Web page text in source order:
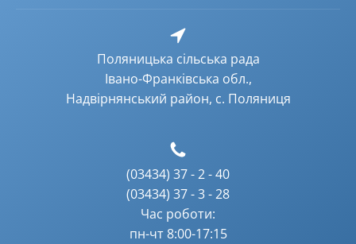
Поляницька сільська рада
Івано-Франківська обл.,
Надвірнянський район, с. Поляниця
(03434) 37 - 2 - 40
(03434) 37 - 3 - 28
Час роботи:
пн-чт 8:00-17:15